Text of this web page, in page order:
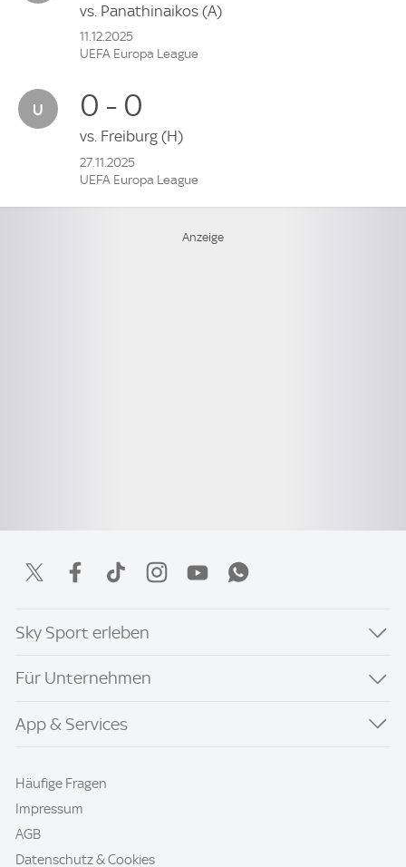
vs. Panathinaikos (A)
11.12.2025
UEFA Europa League
0 - 0
vs. Freiburg (H)
27.11.2025
UEFA Europa League
Sky Sport erleben
Für Unternehmen
App & Services
Häufige Fragen
Impressum
AGB
Datenschutz & Cookies